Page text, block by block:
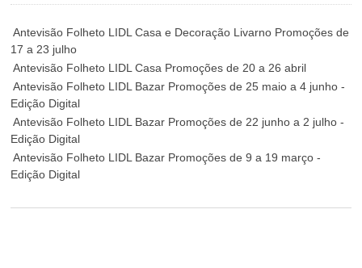
Antevisão Folheto LIDL Casa e Decoração Livarno Promoções de
17 a 23 julho
Antevisão Folheto LIDL Casa Promoções de 20 a 26 abril
Antevisão Folheto LIDL Bazar Promoções de 25 maio a 4 junho -
Edição Digital
Antevisão Folheto LIDL Bazar Promoções de 22 junho a 2 julho -
Edição Digital
Antevisão Folheto LIDL Bazar Promoções de 9 a 19 março -
Edição Digital